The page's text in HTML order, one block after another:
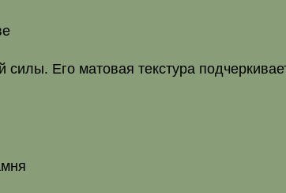
Его матовая текстура